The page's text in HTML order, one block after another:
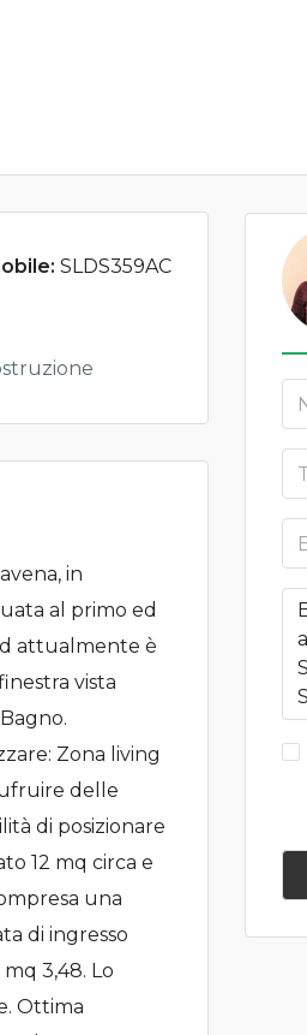
SLDS359AC
in
al primo ed
attualmente è
vista
Zona living
delle
di posizionare
12 mq circa e
una
di ingresso
3,48. Lo
Ottima